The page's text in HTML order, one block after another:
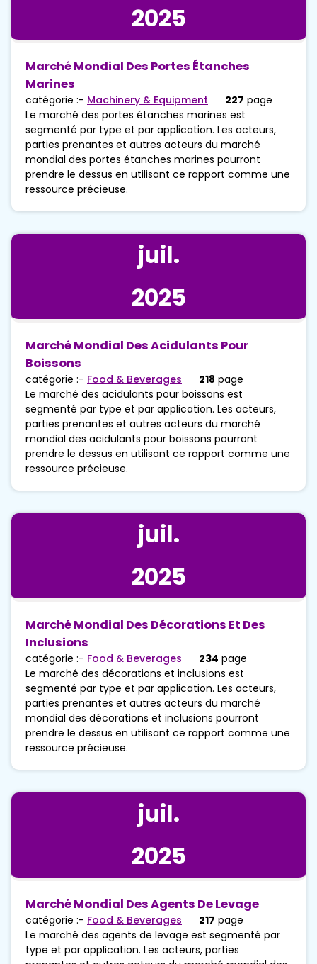
2025
Marché Mondial Des Portes Étanches
Marines
catégorie :- Machinery & Equipment 227 page
Le marché des portes étanches marines est
segmenté par type et par application. Les acteurs,
parties prenantes et autres acteurs du marché
mondial des portes étanches marines pourront
prendre le dessus en utilisant ce rapport comme une
ressource précieuse.
juil.
2025
Marché Mondial Des Acidulants Pour
Boissons
catégorie :- Food & Beverages 218 page
Le marché des acidulants pour boissons est
segmenté par type et par application. Les acteurs,
parties prenantes et autres acteurs du marché
mondial des acidulants pour boissons pourront
prendre le dessus en utilisant ce rapport comme une
ressource précieuse.
juil.
2025
Marché Mondial Des Décorations Et Des
Inclusions
catégorie :- Food & Beverages 234 page
Le marché des décorations et inclusions est
segmenté par type et par application. Les acteurs,
parties prenantes et autres acteurs du marché
mondial des décorations et inclusions pourront
prendre le dessus en utilisant ce rapport comme une
ressource précieuse.
juil.
2025
Marché Mondial Des Agents De Levage
catégorie :- Food & Beverages 217 page
Le marché des agents de levage est segmenté par
type et par application. Les acteurs, parties